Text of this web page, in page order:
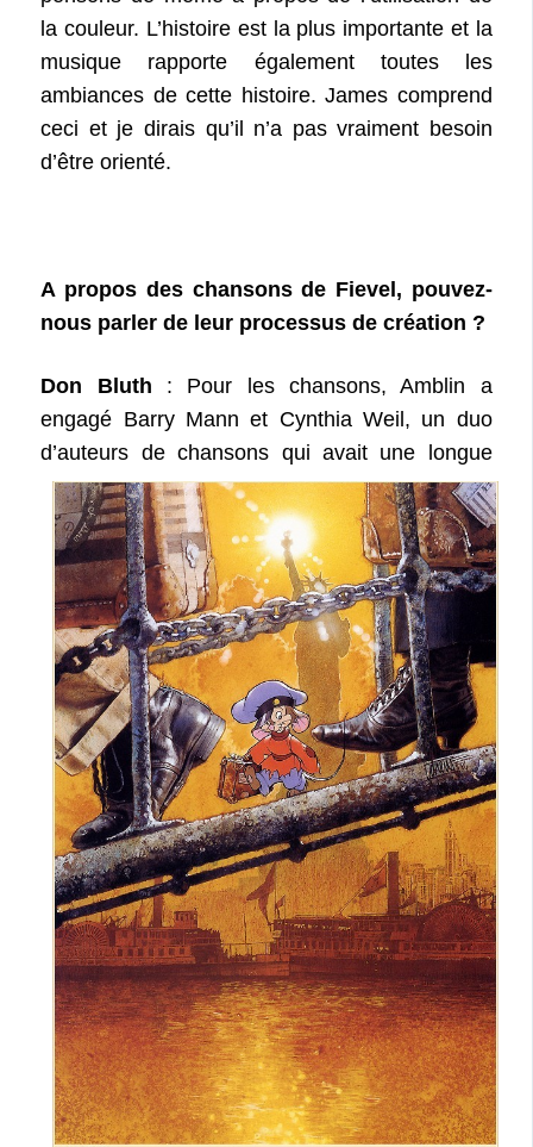
la couleur. L’histoire est la plus importante et la
musique rapporte également toutes les
ambiances de cette histoire. James comprend
ceci et je dirais qu’il n’a pas vraiment besoin
d’être orienté.
A propos des chansons de Fievel, pouvez-
nous parler de leur processus de création ?
Don Bluth : Pour les chansons, Amblin a
engagé Barry Mann et Cynthia Weil, un duo
d’auteurs de chansons qui avaitune longue